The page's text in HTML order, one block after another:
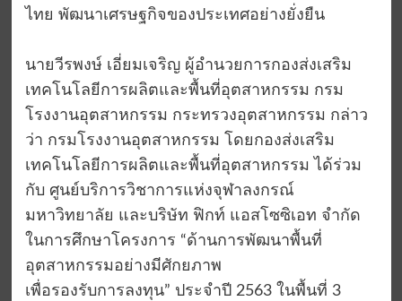
ไทย พัฒนาเศรษฐกิจของประเทศอย่างยั่งยืน
นายวีรพงษ์ เอี่ยมเจริญ ผู้อำนวยการกองส่งเสริม
เทคโนโลยีการผลิตและพื้นที่อุตสาหกรรม กรม
โรงงานอุตสาหกรรม กระทรวงอุตสาหกรรม กล่าว
ว่า กรมโรงงานอุตสาหกรรม โดยกองส่งเสริม
เทคโนโลยีการผลิตและพื้นที่อุตสาหกรรม ได้ร่วม
กับ ศูนย์บริการวิชาการแห่งจุฬาลงกรณ์
มหาวิทยาลัย และบริษัท ฟิกท์ แอสโซซิเอท จำกัด
ในการศึกษาโครงการ “ด้านการพัฒนาพื้นที่
อุตสาหกรรมอย่างมีศักยภาพ
เพื่อรองรับการลงทุน” ประจำปี 2563 ในพื้นที่ 3